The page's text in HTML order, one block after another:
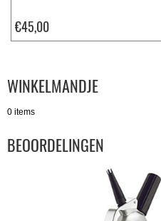
€45,00
WINKELMANDJE
0 items
BEOORDELINGEN